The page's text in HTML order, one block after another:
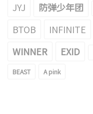
JYJ 防弹少年团
BTOB INFINITE
WINNER
EXID
BEAST A pink